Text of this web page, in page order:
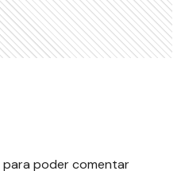
para poder comentar